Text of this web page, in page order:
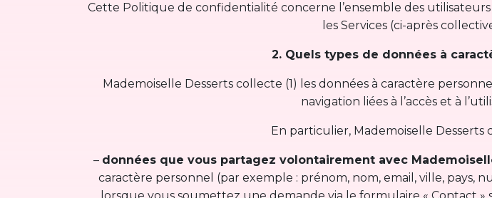
Cette Politique de confidentialité concerne l’ensemble des
les Services (ci-après
2. Quels types de données à
Mademoiselle Desserts collecte (1) les données à caractère
navigation liées à l’accès et à
En particulier, Mademoiselle Desserts
– données que vous partagez volontairement avec
caractère personnel (par exemple : prénom, nom, email, ville, pays,